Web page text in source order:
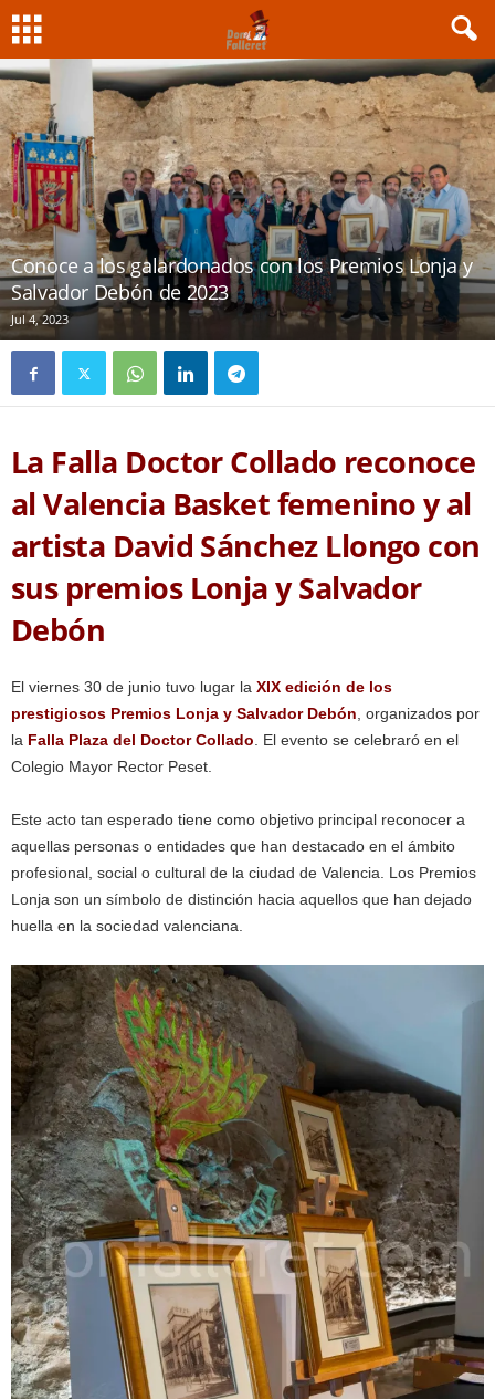
Conoce a los galardonados con los Premios Lonja y
Salvador Debón de 2023
Jul 4, 2023
La Falla Doctor Collado reconoce
al Valencia Basket femenino y al
artista David Sánchez Llongo con
sus premios Lonja y Salvador
Debón
El viernes 30 de junio tuvo lugar la XIX edición de los
prestigiosos Premios Lonja y Salvador Debón, organizados por
la Falla Plaza del Doctor Collado. El evento se celebraró en el
Colegio Mayor Rector Peset.
Este acto tan esperado tiene como objetivo principal reconocer a
aquellas personas o entidades que han destacado en el ámbito
profesional, social o cultural de la ciudad de Valencia. Los Premios
Lonja son un símbolo de distinción hacia aquellos que han dejado
huella en la sociedad valenciana.